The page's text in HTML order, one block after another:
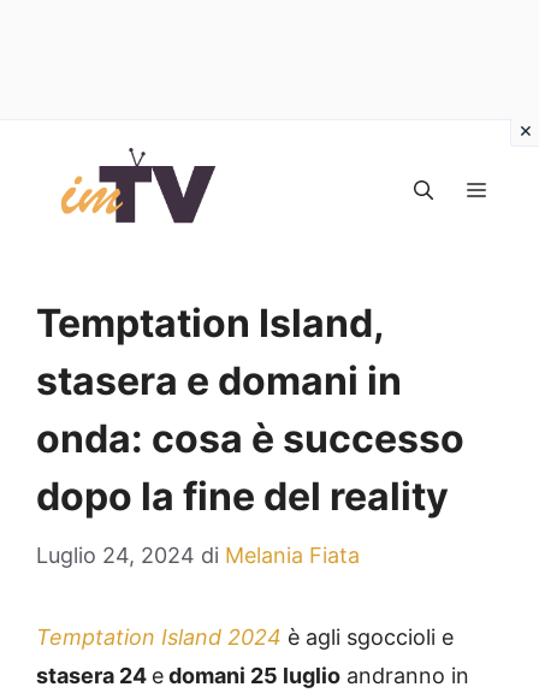
contenuto
Temptation Island,
stasera e domani in
onda: cosa è successo
dopo la fine del reality
Luglio 24, 2024 di Melania Fiata
Temptation Island 2024 è agli sgoccioli e
stasera 24 edomani 25 luglio andranno in